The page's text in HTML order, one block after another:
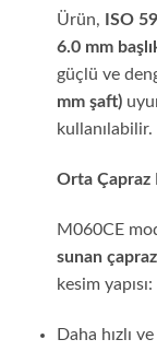
Ürün, ISO
6.0 mm
güçlü ve
mm şaft)
kullanılabilir.
Orta Çapraz
M060CE
sunan
kesim yapısı:
Daha hızlı